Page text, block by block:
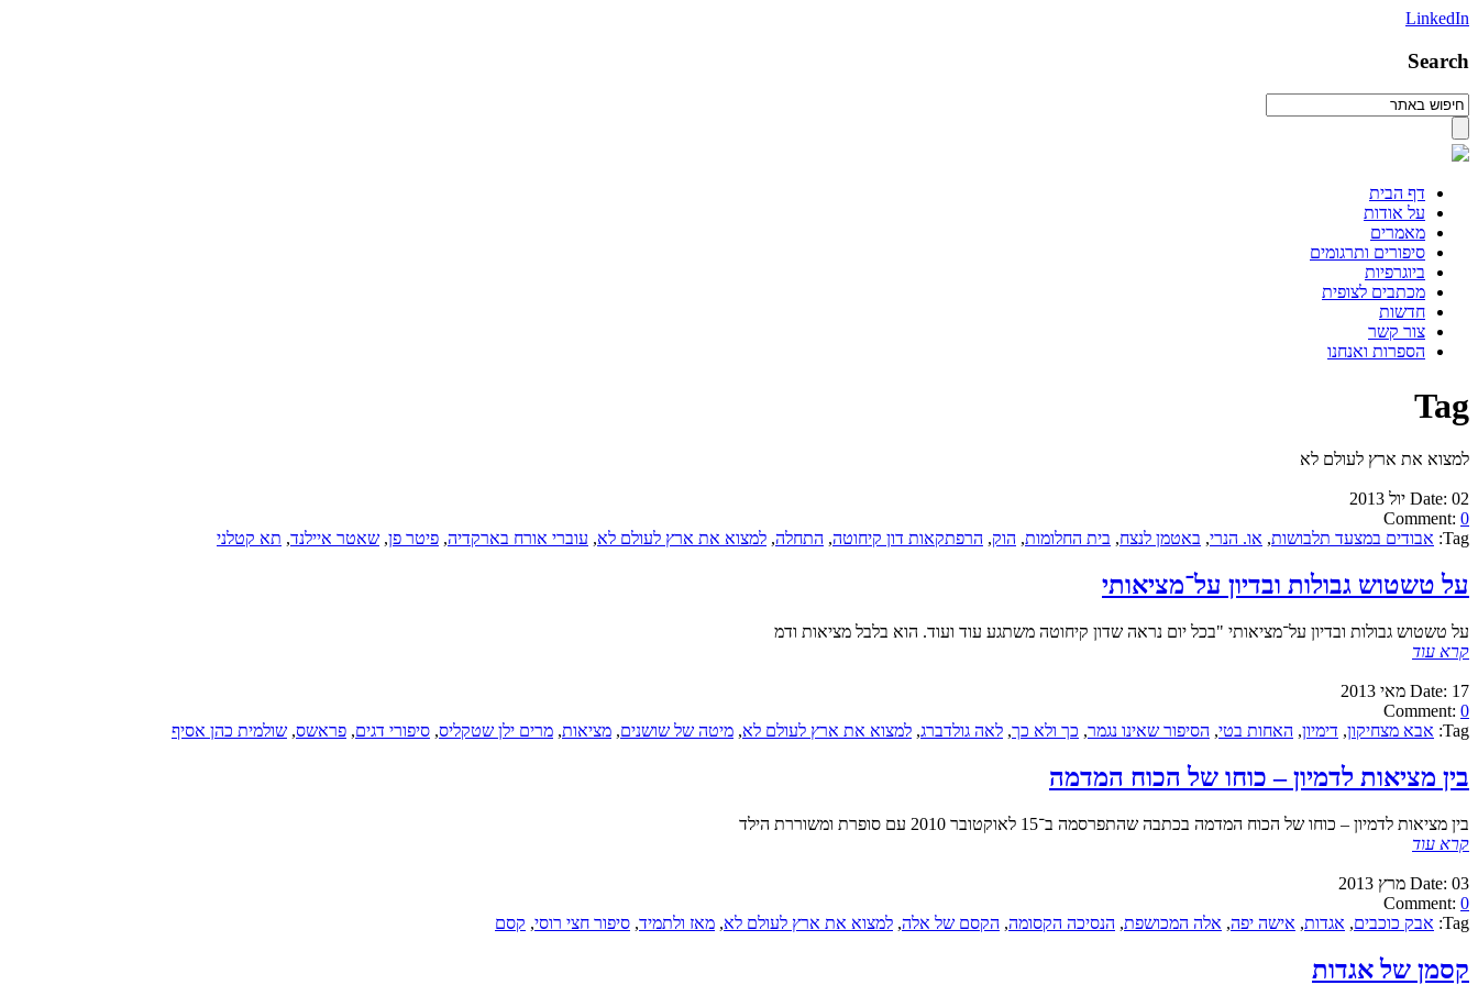
LinkedIn
Search
דף הבית
על אודות
מאמרים
סיפורים ותרגומים
ביוגרפיות
מכתבים לצופית
חדשות
צור קשר
הספרות ואנחנו
Tag
למצוא את ארץ לעולם לא
Date: 02 יול 2013
Comment: 0
Tag: אבודים במצעד תלבושות, או. הנרי, באטמן לנצח, בית החלומות, הוק, הרפתקאות דון קיחוטה, התחלה, למצוא את ארץ לעולם לא, עוברי אורח בארקדיה, פיטר פן, שאטר איילנד, תא קטלני
על טשטוש גבולות ובדיון על־מציאותי
על טשטוש גבולות ובדיון על־מציאותי "בכל יום נראה שדון קיחוטה משתגע עוד ועוד. הוא בלבל מציאות ודמ
קרא עוד
Date: 17 מאי 2013
Comment: 0
Tag: אבא מצחיקון, דימיון, האחות בטי, הסיפור שאינו נגמר, כך ולא כך, לאה גולדברג, למצוא את ארץ לעולם לא, מיטה של שושנים, מציאות, מרים ילן שטקליס, סיפורי דגים, פראשס, שולמית כהן אסיף
בין מציאות לדמיון – כוחו של הכוח המדמה
בין מציאות לדמיון – כוחו של הכוח המדמה בכתבה שהתפרסמה ב־15 לאוקטובר 2010 עם סופרת ומשוררת הילד
קרא עוד
Date: 03 מרץ 2013
Comment: 0
Tag: אבק כוכבים, אגדות, אישה יפה, אלה המכושפת, הנסיכה הקסומה, הקסם של אלה, למצוא את ארץ לעולם לא, מאז ולתמיד, סיפור חצי רוסי, קסם
קסמן של אגדות